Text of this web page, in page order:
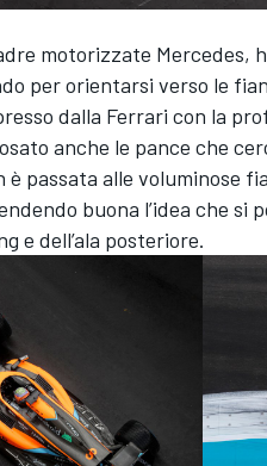
motorizzate Mercedes,
per orientarsi verso le
dalla Ferrari con la
anche le pance che
è passata alle voluminose
buona l’idea che si
e dell’ala posteriore.